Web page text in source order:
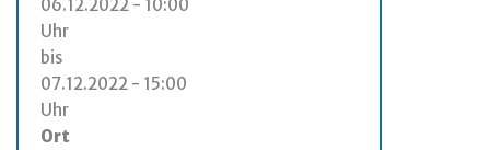
06.12.2022 - 10:00
Uhr
bis
07.12.2022 - 15:00
Uhr
Ort